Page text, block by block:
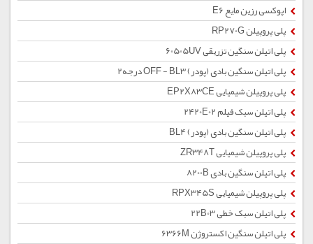
اپوکسی رزین مایع E6
پلی پروپیلن RP270G
پلی اتیلن سنگین تزریقی 60505UV
پلی اتیلن سنگین بادی (پودر) OFF - BL3 درجه2
پلی پروپیلن شیمیایی EP2X83CE
پلی اتیلن سبک فیلم 2420E02
پلی اتیلن سنگین بادی (پودر) BL4
پلی پروپیلن شیمیایی ZR348T
پلی اتیلن سنگین بادی 8200B
پلی پروپیلن شیمیایی RPX345S
پلی اتیلن سبک خطی 22B03
پلی اتیلن سنگین اکستروژن 6366M